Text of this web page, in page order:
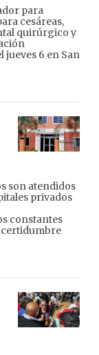
para
cesáreas,
quirúrgico y
jueves 6 en San
son atendidos
privados
constantes